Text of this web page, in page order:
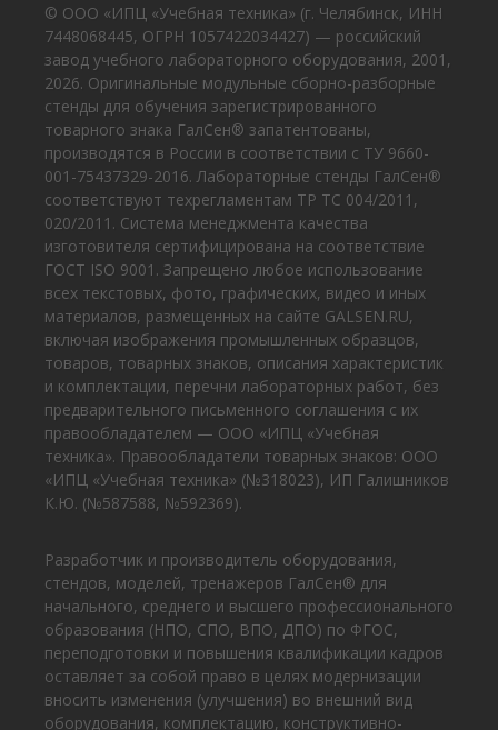
© ООО «ИПЦ «Учебная техника» (г. Челябинск, ИНН
7448068445, ОГРН 1057422034427) — российский
завод учебного лабораторного оборудования, 2001,
2026. Оригинальные модульные сборно-разборные
стенды для обучения зарегистрированного
товарного знака ГалСен® запатентованы,
производятся в России в соответствии с ТУ 9660-
001-75437329-2016. Лабораторные стенды ГалСен®
соответствуют техрегламентам ТР ТС 004/2011,
020/2011. Система менеджмента качества
изготовителя сертифицирована на соответствие
ГОСТ ISO 9001. Запрещено любое использование
всех текстовых, фото, графических, видео и иных
материалов, размещенных на сайте GALSEN.RU,
включая изображения промышленных образцов,
товаров, товарных знаков, описания характеристик
и комплектации, перечни лабораторных работ, без
предварительного письменного соглашения с их
правообладателем — ООО «ИПЦ «Учебная
техника». Правообладатели товарных знаков: ООО
«ИПЦ «Учебная техника» (№318023), ИП Галишников
К.Ю. (№587588, №592369).
Разработчик и производитель оборудования,
стендов, моделей, тренажеров ГалСен® для
начального, среднего и высшего профессионального
образования (НПО, СПО, ВПО, ДПО) по ФГОС,
переподготовки и повышения квалификации кадров
оставляет за собой право в целях модернизации
вносить изменения (улучшения) во внешний вид
оборудования, комплектацию, конструктивно-